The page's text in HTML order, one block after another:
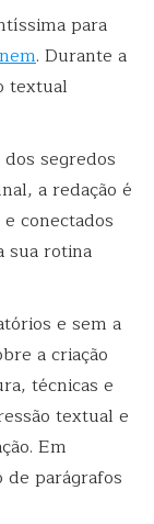
para
. Durante a
textual
segredos
a redação é
conectados
sua rotina
e sem a
a criação
técnicas e
textual e
Em
parágrafos